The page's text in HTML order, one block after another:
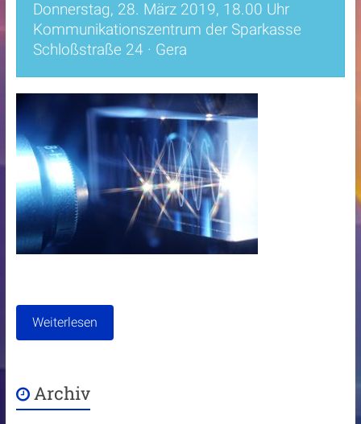
Donnerstag, 28. März 2019, 18.00 Uhr
Kommunikationszentrum der Sparkasse
Schloßstraße 24 · Gera
Weiterlesen
Archiv